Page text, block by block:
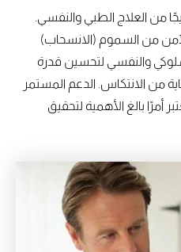
من العلاج الطبي والنفسي.
من السموم (الانسحاب)
والنفسي لتحسين قدرة
من الانتكاس. الدعم المستمر
أمرًا بالغ الأهمية لتحقيق